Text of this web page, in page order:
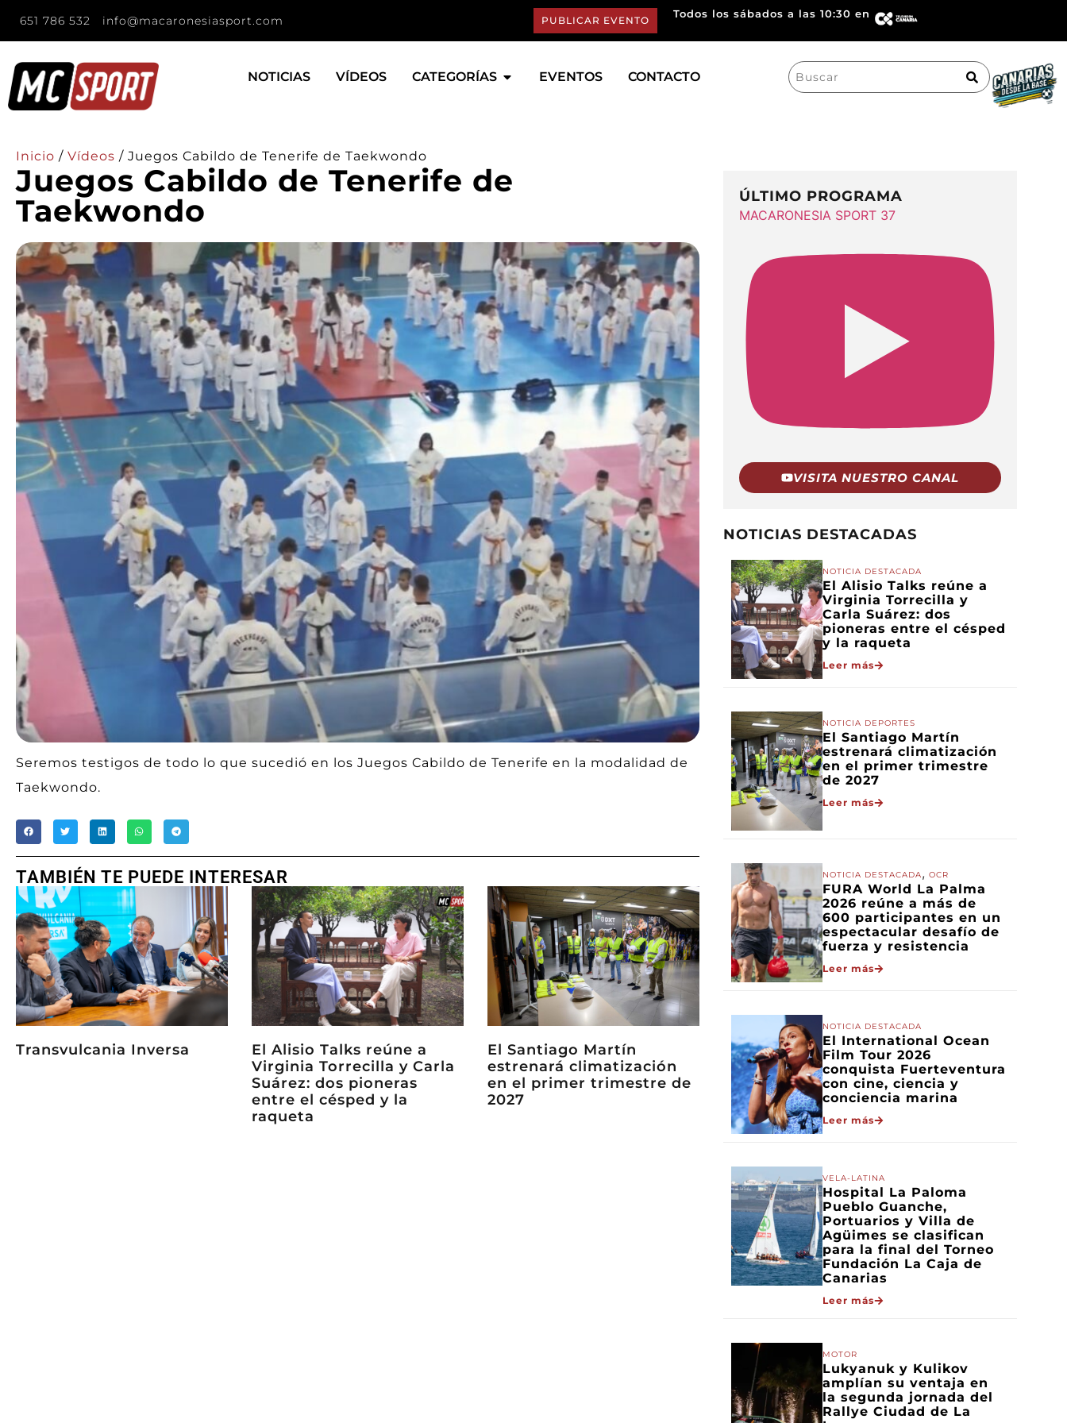
651 786 532 info@macaronesiasport.com PUBLICAR EVENTO
Todos los sábados a las 10:30 en
NOTICIAS VÍDEOS CATEGORÍAS EVENTOS CONTACTO
Search
for:
Inicio / Vídeos / Juegos Cabildo de Tenerife de Taekwondo
Juegos Cabildo de Tenerife de
Taekwondo
Seremos testigos de todo lo que sucedió en los Juegos Cabildo de Tenerife en la modalidad de
Taekwondo.
TAMBIÉN TE PUEDE INTERESAR
Transvulcania Inversa
El Alisio Talks reúne a
Virginia Torrecilla y Carla
Suárez: dos pioneras
entre el césped y la
raqueta
El Santiago Martín
estrenará climatización
en el primer trimestre de
2027
ÚLTIMO PROGRAMA
MACARONESIA SPORT 37
VISITA NUESTRO CANAL
NOTICIAS DESTACADAS
NOTICIA DESTACADA
El Alisio Talks reúne a
Virginia Torrecilla y
Carla Suárez: dos
pioneras entre el césped
y la raqueta
Leer más
NOTICIA DEPORTES
El Santiago Martín
estrenará climatización
en el primer trimestre
de 2027
Leer más
NOTICIA DESTACADA, OCR
FURA World La Palma
2026 reúne a más de
600 participantes en un
espectacular desafío de
fuerza y resistencia
Leer más
NOTICIA DESTACADA
El International Ocean
Film Tour 2026
conquista Fuerteventura
con cine, ciencia y
conciencia marina
Leer más
VELA-LATINA
Hospital La Paloma
Pueblo Guanche,
Portuarios y Villa de
Agüimes se clasifican
para la final del Torneo
Fundación La Caja de
Canarias
Leer más
MOTOR
Lukyanuk y Kulikov
amplían su ventaja en
la segunda jornada del
Rallye Ciudad de La